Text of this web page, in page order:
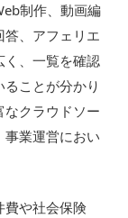
制作、動画編
、アフェリエ
く、一覧を確認
ことが分かり
なクラウドソー
業運営におい
費や社会保険